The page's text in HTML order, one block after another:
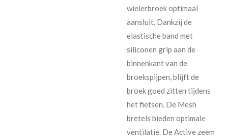
wielerbroek optimaal
aansluit. Dankzij de
elastische band met
siliconen grip aan de
binnenkant van de
broekspijpen, blijft de
broek goed zitten tijdens
het fietsen. De Mesh
bretels bieden optimale
ventilatie. De Active zeem